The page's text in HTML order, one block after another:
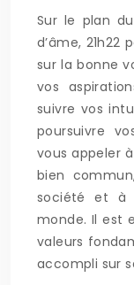
Sur le plan
d’âme,
sur la bonne
vos
suivre vos
poursuivre
vous appeler
bien
société et à
monde. Il est
valeurs
accompli sur